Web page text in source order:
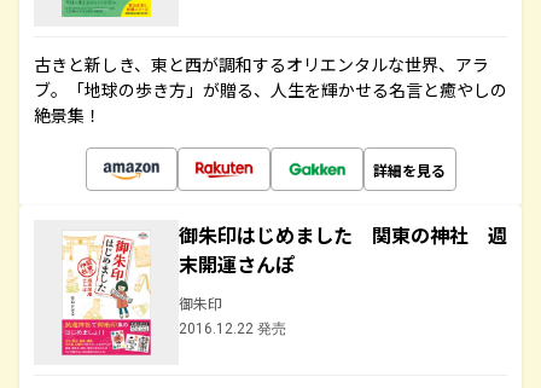
古きと新しき、東と西が調和するオリエンタルな世界、アラ
ブ。「地球の歩き方」が贈る、人生を輝かせる名言と癒やしの
絶景集！
詳細を見る
御朱印はじめました 関東の神社 週
末開運さんぽ
御朱印
2016.12.22 発売